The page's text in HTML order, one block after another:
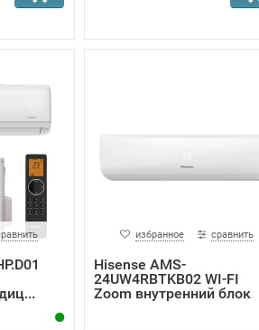
избранное сравнить
Hisense AMS-
24UW4RBTKB02 WI-FI
Zoom внутренний блок